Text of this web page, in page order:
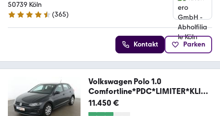
50739 Köln
4.6 Sterne
(365)
Kontakt Parken
Volkswagen Polo 1.0
Comfortline*PDC*LIMITER*KLIM
A*GARANTIE*
11.450 €